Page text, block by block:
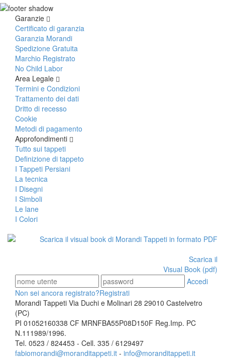
Garanzie
Certificato di garanzia
Garanzia Morandi
Spedizione Gratuita
Marchio Registrato
No Child Labor
Area Legale
Termini e Condizioni
Trattamento dei dati
Dritto di recesso
Cookie
Metodi di pagamento
Approfondimenti
Tutto sui tappeti
Definizione di tappeto
I Tappeti Persiani
La tecnica
I Disegni
I Simboli
Le lane
I Colori
Scarica il
Visual Book (pdf)
Accedi
Non sei ancora registrato?Registrati
Morandi Tappeti Via Duchi e Molinari 28 29010 Castelvetro
(PC)
PI 01052160338 CF MRNFBA55P08D150F Reg.Imp. PC
N.111989/1996.
Tel. 0523 / 824453 - Cell. 335 / 6129497
fabiomorandi@moranditappeti.it - info@moranditappeti.it